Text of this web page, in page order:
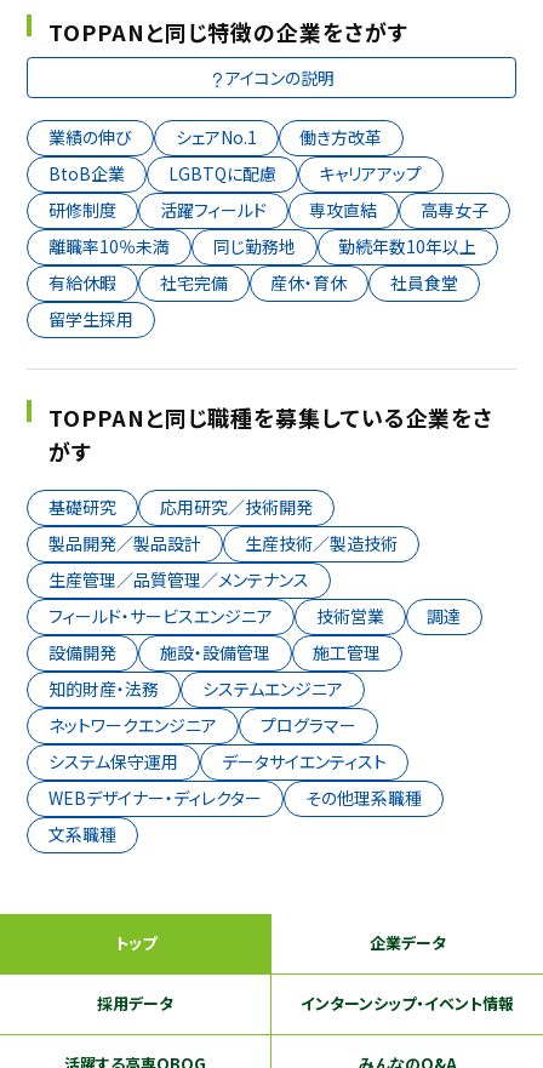
TOPPANと同じ特徴の企業をさがす
アイコンの説明
業績の伸び シェアNo.1
働き方改革
BtoB企業
LGBTQに配慮
キャリアアップ
研修制度
活躍フィールド 専攻直結
高専女子
離職率10％未満
同じ勤務地
勤続年数10年以上
有給休暇
社宅完備 産休・育休
社員食堂
留学生採用
TOPPANと同じ職種を募集している企業をさ
がす
基礎研究
応用研究／技術開発
製品開発／製品設計
生産技術／製造技術
生産管理／品質管理／メンテナンス
フィールド・サービスエンジニア
技術営業
調達
設備開発
施設・設備管理
施工管理
知的財産・法務
システムエンジニア
ネットワークエンジニア
プログラマー
システム保守運用
データサイエンティスト
WEBデザイナー・ディレクター
その他理系職種
文系職種
トップ 企業データ
採用データ インターンシップ・イベント情報